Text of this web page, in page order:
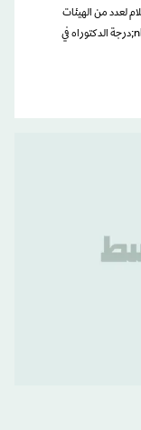
لعدد من الهيئات
الإقليمية والدولية. حاصل على &nbsp;درجة الدكتوراه في